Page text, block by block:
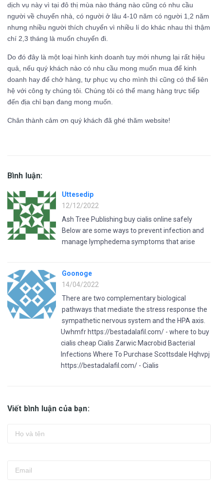
dịch vụ này vì tại đô thị mùa nào tháng nào cũng có nhu cầu
người về chuyển nhà, có người ở lâu 4-10 năm có người 1,2 năm
nhưng nhiều người thích chuyển vì nhiều lí do khác nhau thì thậm
chí 2,3 tháng là muốn chuyển đi.
Do đó đây là một loại hình kinh doanh tuy mới nhưng lại rất hiệu
quả, nếu quý khách nào có nhu cầu mong muốn mua để kinh
doanh hay để chở hàng, tự phục vụ cho mình thì cũng có thể liên
hệ với công ty chúng tôi. Chúng tôi có thể mang hàng trực tiếp
đến địa chỉ bạn đang mong muốn.
Chân thành cảm ơn quý khách đã ghé thăm website!
Bình luận:
Uttesedip
12/12/2022
Ash Tree Publishing buy cialis online safely
Below are some ways to prevent infection and
manage lymphedema symptoms that arise
Goonoge
14/04/2022
There are two complementary biological
pathways that mediate the stress response the
sympathetic nervous system and the HPA axis.
Uwhmfr https://bestadalafil.com/ - where to buy
cialis cheap Cialis Zarwic Macrobid Bacterial
Infections Where To Purchase Scottsdale Hqhvpj
https://bestadalafil.com/ - Cialis
Viết bình luận của bạn: